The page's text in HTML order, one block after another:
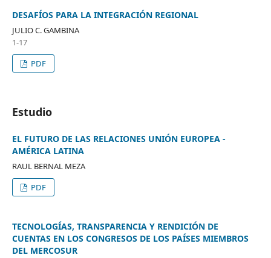
DESAFÍOS PARA LA INTEGRACIÓN REGIONAL
JULIO C. GAMBINA
1-17
PDF
Estudio
EL FUTURO DE LAS RELACIONES UNIÓN EUROPEA -
AMÉRICA LATINA
RAUL BERNAL MEZA
PDF
TECNOLOGÍAS, TRANSPARENCIA Y RENDICIÓN DE
CUENTAS EN LOS CONGRESOS DE LOS PAÍSES MIEMBROS
DEL MERCOSUR